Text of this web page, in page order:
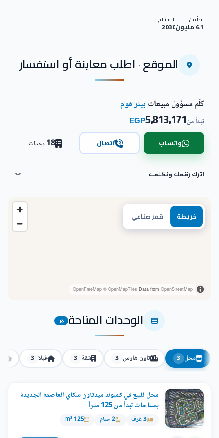
يبدأ من
6.1 مليون
الاستلام
2030
الموقع · اطلب معاينة أو استفسار
خريطة قمر صناعي
OpenFreeMap © OpenMapTiles Data from OpenStreetMap
كلّم مسؤول مبيعات بيتر هوم
تبدأ من5,813,171
EGP
واتساب اتصال 18وحدات
اترك رقمك ونكلمك
الوحدات المتاحة 18
محل 3 تاون هاوس 3 شقة 3 فيلا 3
محل للبيع في كمبوند ميدتاون سكاي العاصمة الجديدة
بمساحات تبدأ من 125 متراً
3 غرف 2 حمام 125 m²